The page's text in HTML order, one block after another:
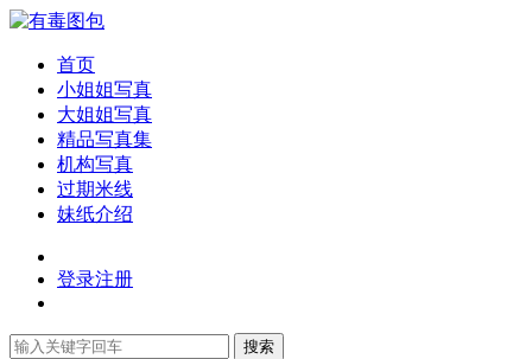
首页
小姐姐写真
大姐姐写真
精品写真集
机构写真
过期米线
妹纸介绍
登录注册
搜索